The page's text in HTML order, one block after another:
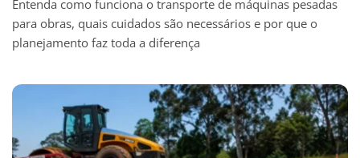
Entenda como funciona o transporte de máquinas pesadas
para obras, quais cuidados são necessários e por que o
planejamento faz toda a diferença